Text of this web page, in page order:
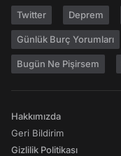
Twitter Deprem
Günlük Burç Yorumları
Bugün Ne Pişirsem
Hakkımızda
Geri Bildirim
Gizlilik Politikası